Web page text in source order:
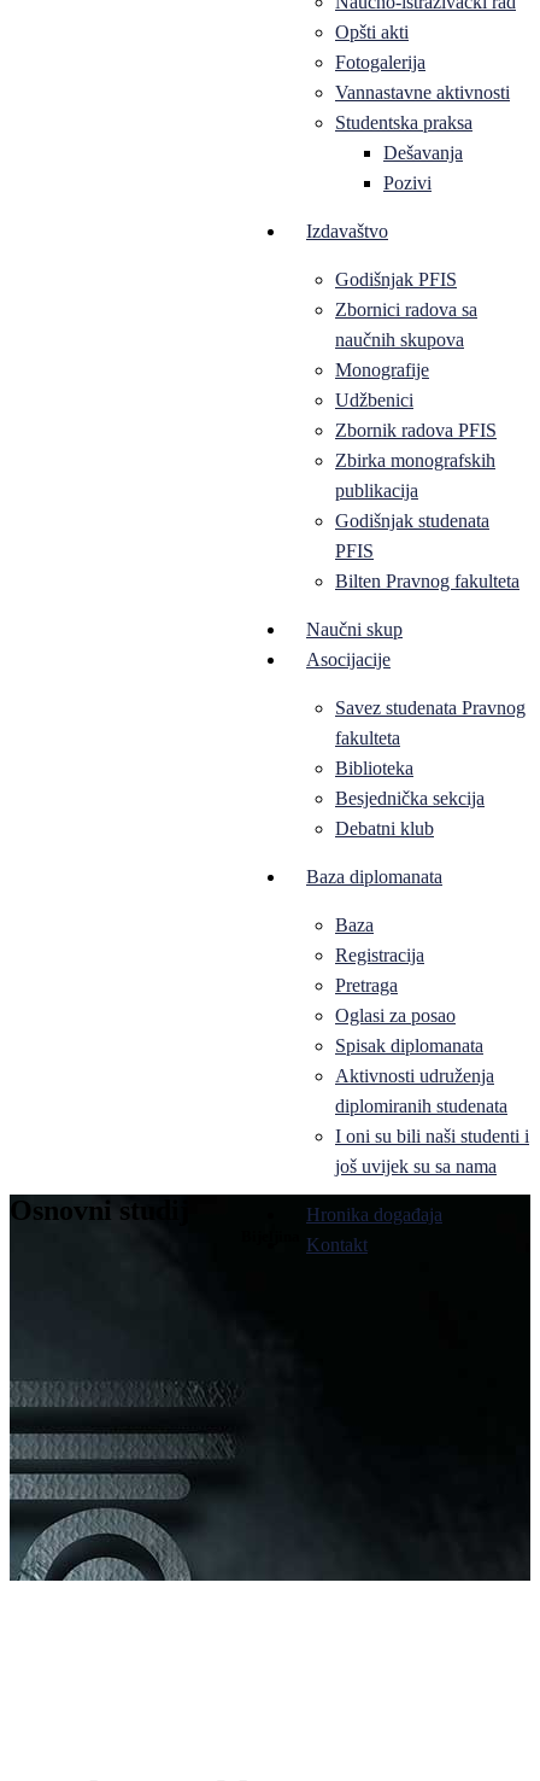
Opšti akti
Fotogalerija
Vannastavne aktivnosti
Studentska praksa
Dešavanja
Pozivi
Izdavaštvo
Godišnjak PFIS
Zbornici radova sa
naučnih skupova
Monografije
Udžbenici
Zbornik radova PFIS
Zbirka monografskih
publikacija
Godišnjak studenata
PFIS
Bilten Pravnog fakulteta
Naučni skup
Asocijacije
Savez studenata Pravnog
fakulteta
Biblioteka
Besjednička sekcija
Debatni klub
Baza diplomanata
Baza
Registracija
Pretraga
Oglasi za posao
Spisak diplomanata
Aktivnosti udruženja
diplomiranih studenata
I oni su bili naši studenti i
još uvijek su sa nama
Hronika događaja
Kontakt
Osnovni studij